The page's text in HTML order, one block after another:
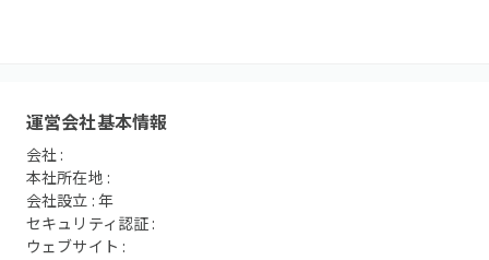
運営会社基本情報
会社 :
本社所在地 :
会社設立 : 年
セキュリティ認証 :
ウェブサイト :